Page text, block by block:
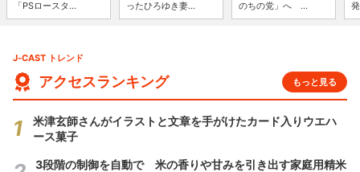
「PSロースタ...
ったひろゆき妻...
のちの党」へ ...
J-CAST トレンド
アクセスランキング もっと見る
米津玄師さんがイラストと文章を手がけたカード入りウエハ
ース菓子
3段階の制御を自動で 米の香りや甘みを引き出す家庭用精米